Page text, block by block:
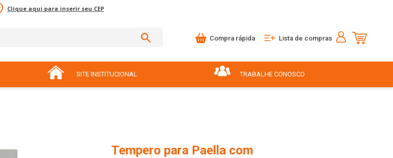
Clique aqui para inserir seu CEP
Compra rápida Lista de compras
SITE INSTITUCIONAL TRABALHE CONOSCO
Tempero para Paella com